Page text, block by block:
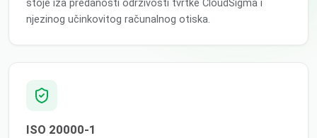
stoje iza predanosti održivosti tvrtke CloudSigma i
njezinog učinkovitog računalnog otiska.
ISO 20000-1